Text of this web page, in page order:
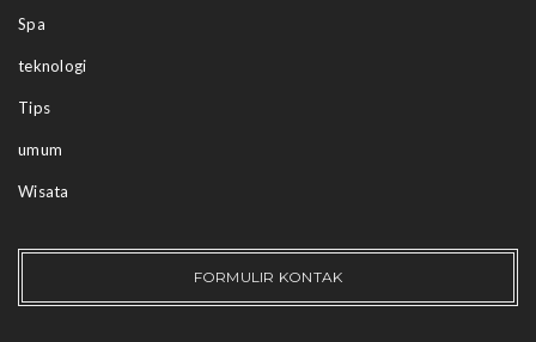
Spa
teknologi
Tips
umum
Wisata
FORMULIR KONTAK